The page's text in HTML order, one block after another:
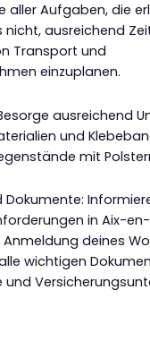
aller Aufgaben, die
nicht, ausreichend
Transport und
einzuplanen.
ausreichend
und
mit
Dokumente:
in Aix-
deines
wichtigen
und